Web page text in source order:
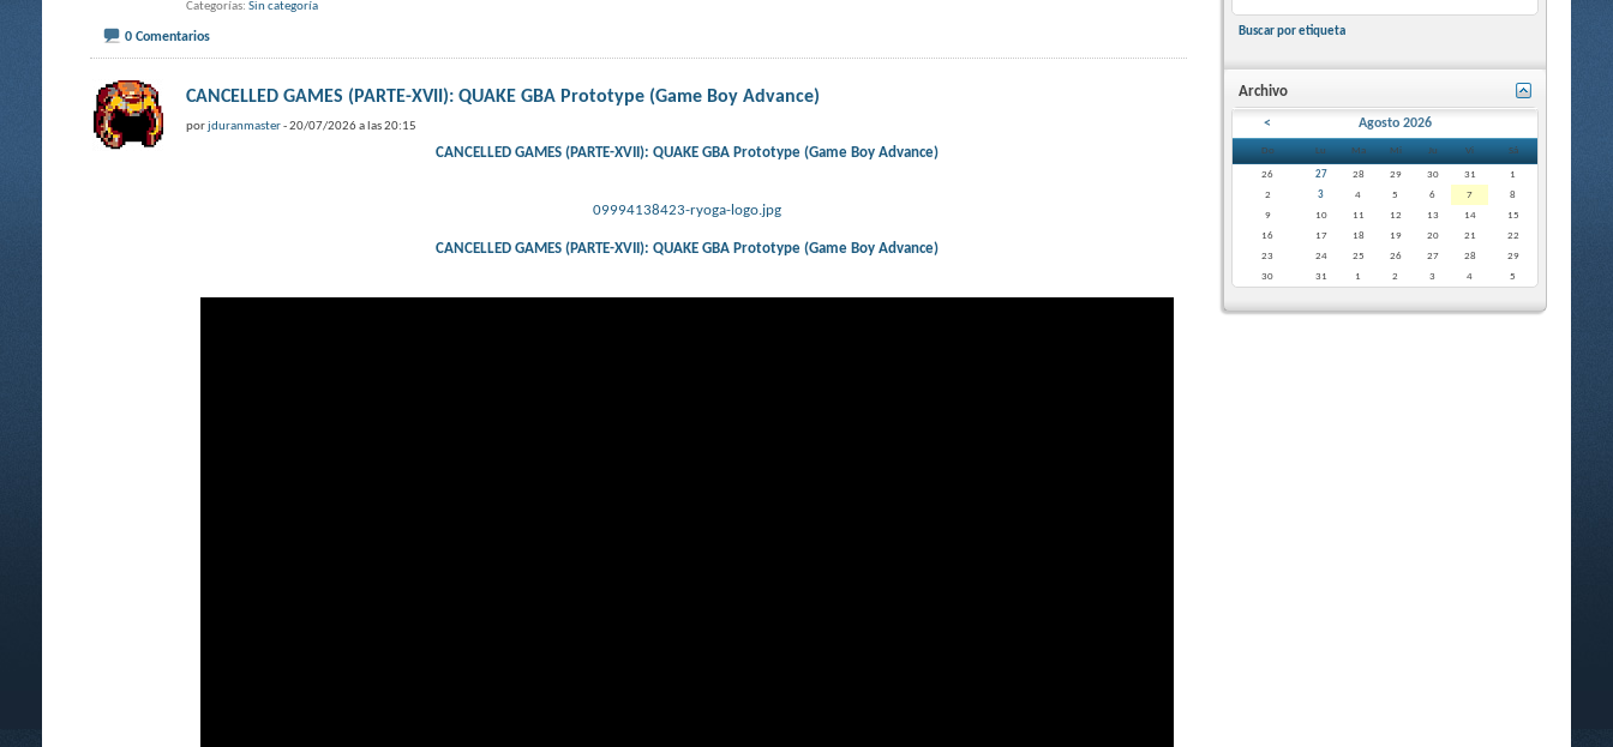
Categorías Sin categoría
0 Comentarios
CANCELLED GAMES (PARTE-XVII): QUAKE GBA Prototype (Game Boy Advance)
porjduranmaster- 20/07/2026 a las 20:15
CANCELLED GAMES (PARTE-XVII): QUAKE GBA Prototype (Game Boy Advance)
09994138423-ryoga-logo.jpg
CANCELLED GAMES (PARTE-XVII): QUAKE GBA Prototype (Game Boy Advance)
Buscar por etiqueta
Archivo
< Agosto 2026
Do Lu Ma Mi Ju Vi Sá
26 27 28 29 30 31
1
2
3 4 5 6 7
8
9
10 11 12 13 14
15
16
17 18 19 20 21
22
23
24 25 26 27 28
29
30
31 1 2 3 4 5